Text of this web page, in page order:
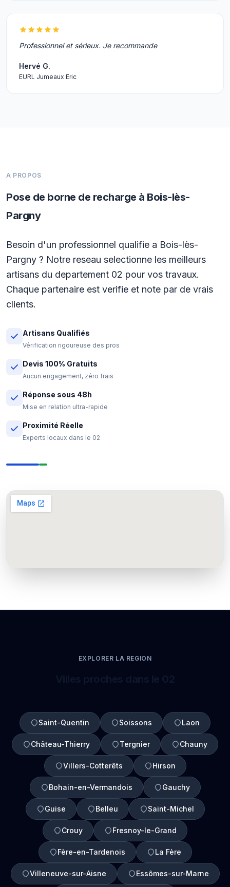
Professionnel et sérieux. Je recommande
Hervé G.
EURL Jumeaux Eric
A PROPOS
Pose de borne de recharge à Bois-lès-
Pargny
Besoin d'un professionnel qualifie a Bois-lès-
Pargny ? Notre reseau selectionne les meilleurs
artisans du departement 02 pour vos travaux.
Chaque partenaire est verifie et note par de vrais
clients.
Artisans Qualifiés
Vérification rigoureuse des pros
Devis 100% Gratuits
Aucun engagement, zéro frais
Réponse sous 48h
Mise en relation ultra-rapide
Proximité Réelle
Experts locaux dans le 02
EXPLORER LA REGION
Saint-Quentin Soissons Laon
Château-Thierry Tergnier Chauny
Villers-Cotterêts Hirson
Bohain-en-Vermandois Gauchy
Guise Belleu Saint-Michel
Crouy Fresnoy-le-Grand
Fère-en-Tardenois La Fère
Villeneuve-sur-Aisne Essômes-sur-Marne